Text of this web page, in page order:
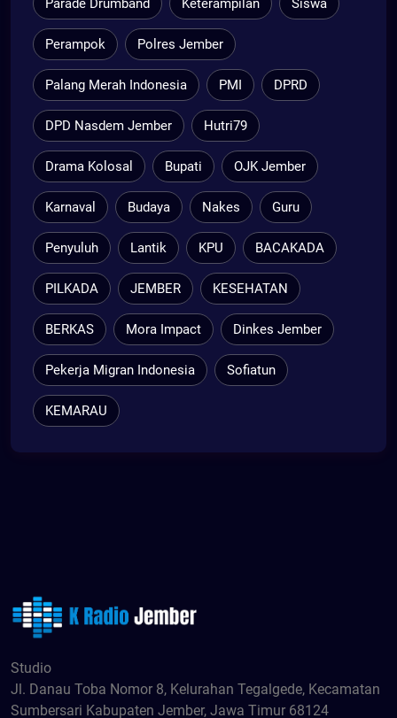
Parade Drumband Keterampilan Siswa
Perampok Polres Jember
Palang Merah Indonesia PMI DPRD
DPD Nasdem Jember Hutri79
Drama Kolosal Bupati OJK Jember
Karnaval Budaya Nakes Guru
Penyuluh Lantik KPU BACAKADA
PILKADA JEMBER KESEHATAN
BERKAS Mora Impact Dinkes Jember
Pekerja Migran Indonesia Sofiatun
KEMARAU
Studio
Jl. Danau Toba Nomor 8, Kelurahan Tegalgede, Kecamatan
Sumbersari Kabupaten Jember, Jawa Timur 68124